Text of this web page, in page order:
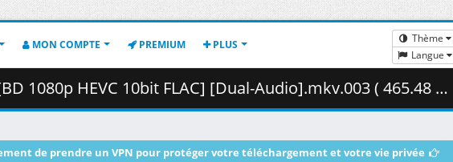
MON COMPTE PREMIUM PLUS
Thème
Langue
1080p HEVC 10bit FLAC] [Dual-Audio].mkv.003 ( 465.48 MB )
de prendre un VPN pour protéger votre téléchargement et votre vie privée